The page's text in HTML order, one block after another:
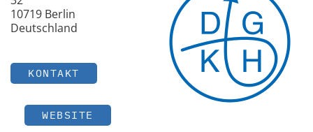
10719 Berlin
Deutschland
KONTAKT
WEBSITE